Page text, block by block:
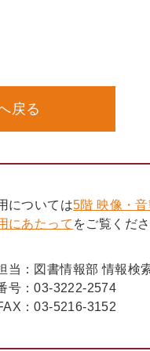
戻る
については5階 映像・
にあたって をご覧くださ
当： 図書情報部 情報検
号：03-3222-2574
：03-5216-3152